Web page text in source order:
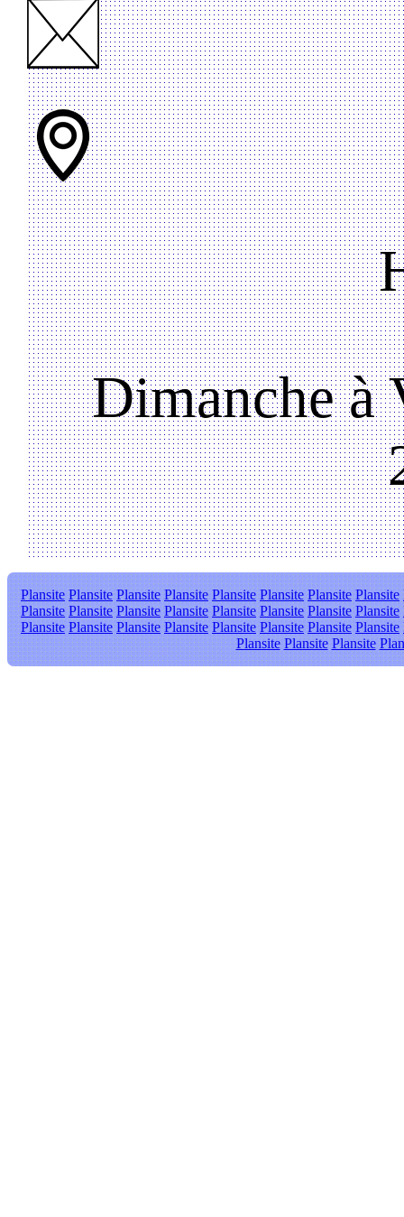
Dimanche à
Plansite Plansite Plansite Plansite Plansite Plansite Plansite Plansite
Plansite Plansite Plansite Plansite Plansite Plansite Plansite Plansite
Plansite Plansite Plansite Plansite Plansite Plansite Plansite Plansite
Plansite Plansite Plansite